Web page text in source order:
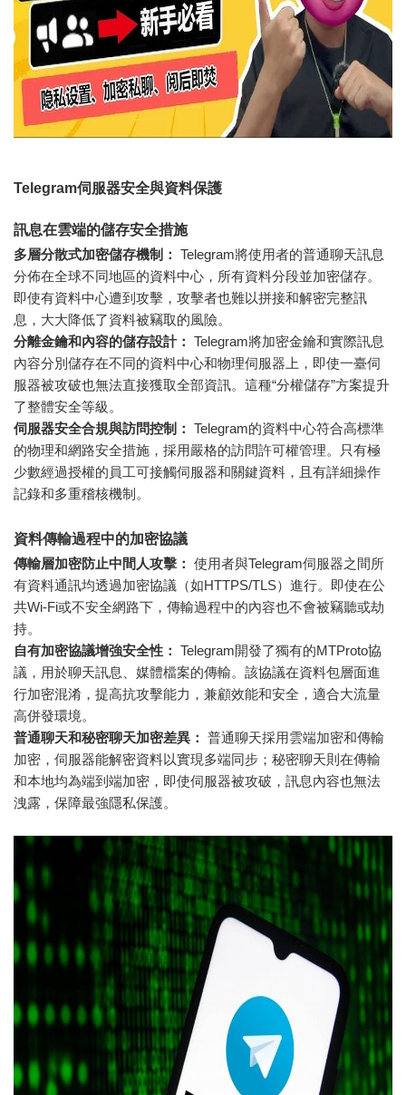
Telegram伺服器安全與資料保護
訊息在雲端的儲存安全措施
多層分散式加密儲存機制： Telegram將使用者的普通聊天訊息
分佈在全球不同地區的資料中心，所有資料分段並加密儲存。
即使有資料中心遭到攻擊，攻擊者也難以拼接和解密完整訊
息，大大降低了資料被竊取的風險。
分離金鑰和內容的儲存設計： Telegram將加密金鑰和實際訊息
內容分別儲存在不同的資料中心和物理伺服器上，即使一臺伺
服器被攻破也無法直接獲取全部資訊。這種“分權儲存”方案提升
了整體安全等級。
伺服器安全合規與訪問控制： Telegram的資料中心符合高標準
的物理和網路安全措施，採用嚴格的訪問許可權管理。只有極
少數經過授權的員工可接觸伺服器和關鍵資料，且有詳細操作
記錄和多重稽核機制。
資料傳輸過程中的加密協議
傳輸層加密防止中間人攻擊： 使用者與Telegram伺服器之間所
有資料通訊均透過加密協議（如HTTPS/TLS）進行。即使在公
共Wi-Fi或不安全網路下，傳輸過程中的內容也不會被竊聽或劫
持。
自有加密協議增強安全性： Telegram開發了獨有的MTProto協
議，用於聊天訊息、媒體檔案的傳輸。該協議在資料包層面進
行加密混淆，提高抗攻擊能力，兼顧效能和安全，適合大流量
高併發環境。
普通聊天和秘密聊天加密差異： 普通聊天採用雲端加密和傳輸
加密，伺服器能解密資料以實現多端同步；秘密聊天則在傳輸
和本地均為端到端加密，即使伺服器被攻破，訊息內容也無法
洩露，保障最強隱私保護。